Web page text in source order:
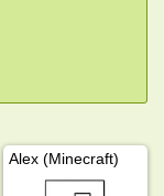
Alex (Minecraft)